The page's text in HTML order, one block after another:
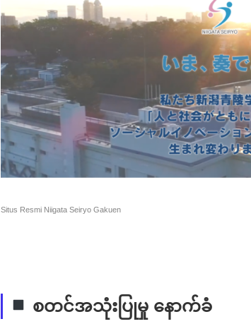
Situs Resmi Niigata Seiryo Gakuen
စတင်အသုံးပြုမှု နောက်ခံ